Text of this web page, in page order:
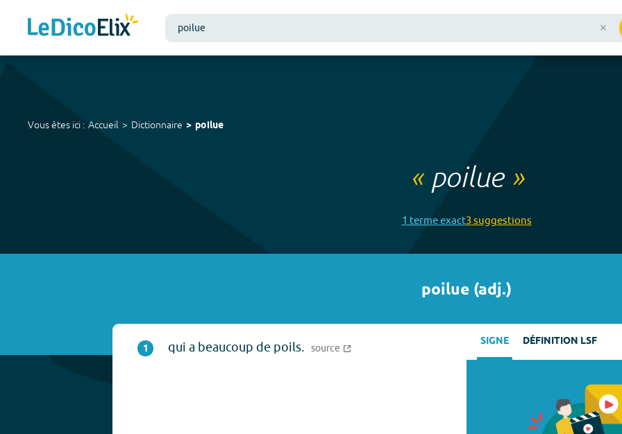
Vous êtes ici : Accueil Dictionnaire poilue
« poilue»
1 termeexact3suggestions
poilue (adj.)
1 qui a beaucoup de poils. source SIGNE DÉFINITION LSF